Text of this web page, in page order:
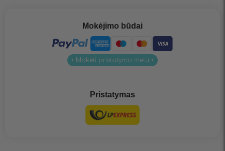
Mokėjimo būdai
• Mokėti pristatymo metu •
Pristatymas